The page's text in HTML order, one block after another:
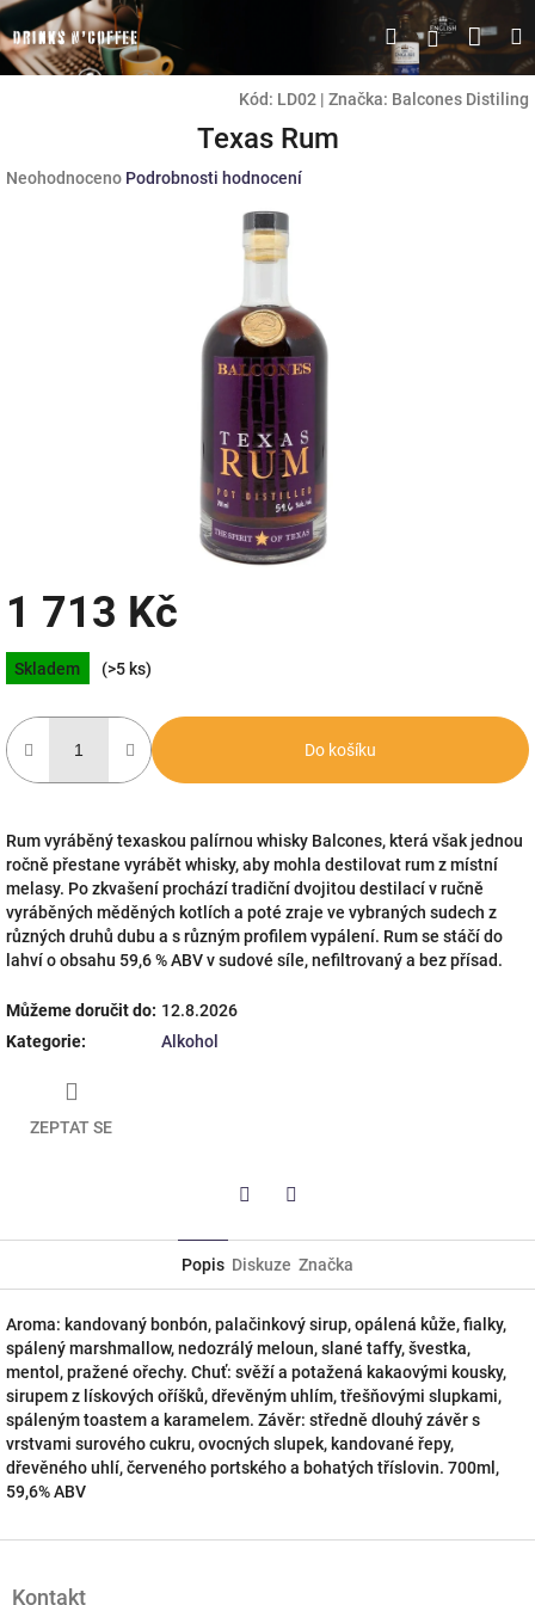
Přejít
na
obsah
HledatPřihlášení
Kód: LD02 | Značka: Balcones Distiling
Texas Rum
Průměrné
Neohodnoceno Podrobnosti hodnocení
1 713 Kč
Měrná
cena:
Skladem (>5 ks)
Do košíku
Rum vyráběný texaskou palírnou whisky Balcones, která však jednou
ročně přestane vyrábět whisky, aby mohla destilovat rum z místní
melasy. Po zkvašení prochází tradiční dvojitou destilací v ručně
vyráběných měděných kotlích a poté zraje ve vybraných sudech z
různých druhů dubu a s různým profilem vypálení. Rum se stáčí do
lahví o obsahu 59,6 % ABV v sudové síle, nefiltrovaný a bez přísad.
Můžeme doručit do: 12.8.2026
Kategorie: Alkohol
ZEPTAT SE
Popis Diskuze Značka
Aroma: kandovaný bonbón, palačinkový sirup, opálená kůže, fialky,
spálený marshmallow, nedozrálý meloun, slané taffy, švestka,
mentol, pražené ořechy. Chuť: svěží a potažená kakaovými kousky,
sirupem z lískových oříšků, dřevěným uhlím, třešňovými slupkami,
spáleným toastem a karamelem. Závěr: středně dlouhý závěr s
vrstvami surového cukru, ovocných slupek, kandované řepy,
dřevěného uhlí, červeného portského a bohatých tříslovin. 700ml,
59,6% ABV
Kontakt